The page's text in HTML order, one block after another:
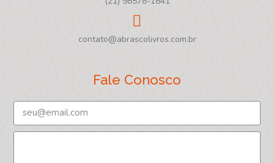
contato@abrascolivros.com.br
Fale Conosco